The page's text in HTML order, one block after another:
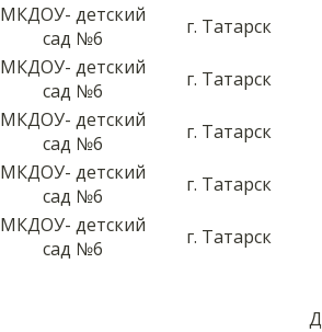
МКДОУ- детский
сад №6
г. Татарск
МКДОУ- детский
сад №6
г. Татарск
МКДОУ- детский
сад №6
г. Татарск
МКДОУ- детский
сад №6
г. Татарск
МКДОУ- детский
сад №6
г. Татарск